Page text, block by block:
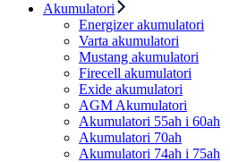
Akumulatori
Energizer akumulatori
Varta akumulatori
Mustang akumulatori
Firecell akumulatori
Exide akumulatori
AGM Akumulatori
Akumulatori 55ah i 60ah
Akumulatori 70ah
Akumulatori 74ah i 75ah